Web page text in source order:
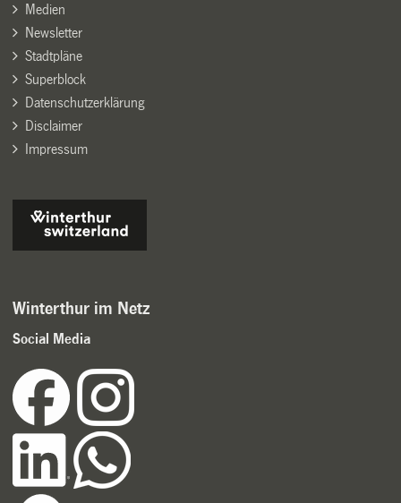
Medien
Newsletter
Stadtpläne
Superblock
Datenschutzerklärung
Disclaimer
Impressum
Winterthur im Netz
Social Media